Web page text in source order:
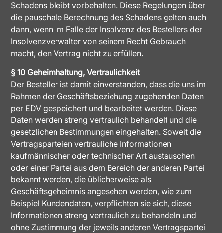
Schadens bleibt vorbehalten. Diese Regelungen über
die pauschale Berechnung des Schadens gelten auch
dann, wenn im Falle der Insolvenz des Bestellers der
Insolvenzverwalter von seinem Recht Gebrauch
macht, den Vertrag nicht zu erfüllen.
§ 10 Geheimhaltung, Vertraulichkeit
Der Besteller ist damit einverstanden, dass die uns im
Rahmen der Geschäftsbeziehung zugehenden Daten
per EDV gespeichert und bearbeitet werden. Diese
Daten werden streng vertraulich behandelt und die
gesetzlichen Bestimmungen eingehalten. Soweit die
Vertragsparteien vertrauliche Informationen
kaufmännischer oder technischer Art austauschen
oder einer Partei aus dem Bereich der anderen Partei
bekannt werden, die üblicherweise als
Geschäftsgeheimnis angesehen werden, wie zum
Beispiel Kundendaten, verpflichten sie sich, diese
Informationen streng vertraulich zu behandeln und
ohne Zustimmung der jeweils anderen Vertragspartei